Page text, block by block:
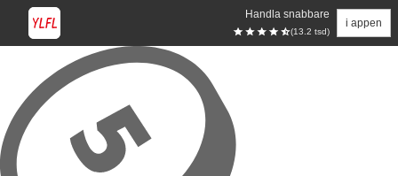
Handla snabbare
(13.2 tsd)
i appen
Hoppa till huvudinnehåll